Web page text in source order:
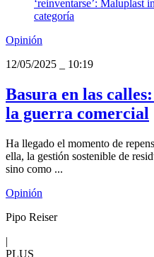
Opinión
12/05/2025
10:19
Basura en las
la guerra comercial
Ha llegado el momento de
ella, la gestión sostenible de
sino como ...
Opinión
Pipo Reiser
|
PLUS